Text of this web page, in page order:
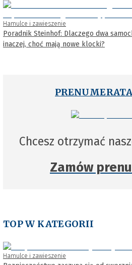
Hamulce i zawieszenie
Poradnik Steinhof: Dlaczego dwa
inaczej, choć mają nowe klocki?
PRENUMERATA
Chcesz otrzymać
Zamów
TOP W KATEGORII
Hamulce i zawieszenie